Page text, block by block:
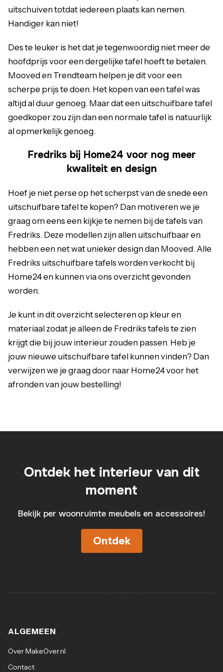
uitschuiven totdat iedereen plaats kan nemen.
Handiger kan niet!
Des te leuker is het dat je tegenwoordig niet meer de
hoofdprijs voor een dergelijke tafel hoeft te betalen.
Mooveden Trendteam helpen je dit voor een
scherpe prijs te doen. Het kopen van een tafel was
altijd al duur genoeg. Maar dat een uitschuifbare tafel
goedkoper zou zijn dan een normale tafel is natuurlijk
al opmerkelijk genoeg.
Fredriks bij Home24 voor nog meer
kwaliteit en design
Hoef je niet perse op het scherpst van de snede een
uitschuifbare tafel te kopen? Dan motiveren we je
graag om eens een kijkje te nemen bij de tafels van
Fredriks. Deze modellen zijn allen uitschuifbaar en
hebben een net wat unieker design dan Mooved. Alle
Fredriks uitschuifbare tafels worden verkocht bij
Home24 en kunnen via ons overzicht gevonden
worden.
Je kunt in dit overzicht selecteren op kleur en
materiaal zodat je alleen de Fredriks tafels te zien
krijgt die bij jouw interieur zouden passen. Heb je
jouw nieuwe uitschuifbare tafel kunnen vinden? Dan
verwijzen we je graag door naar Home24 voor het
afronden van jouw bestelling!
Ontdek het interieur van dit
moment
Bekijk per woonruimte meubels en accessoires!
Ontdek
ALGEMEEN
Over MakeOver.nl
Contact